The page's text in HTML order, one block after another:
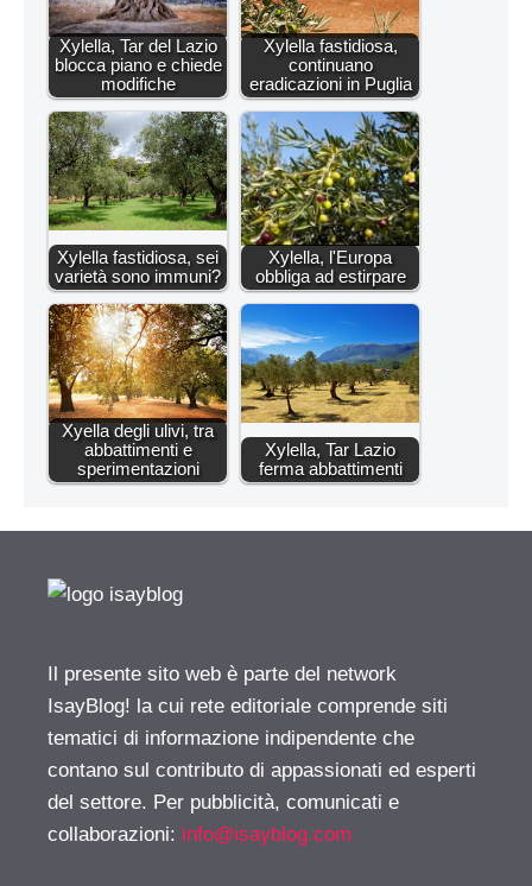
Xylella, Tar del Lazio
blocca piano e chiede
modifiche
Xylella fastidiosa,
continuano
eradicazioni in Puglia
Xylella fastidiosa, sei
varietà sono immuni?
Xylella, l'Europa
obbliga ad estirpare
Xyella degli ulivi, tra
abbattimenti e
sperimentazioni
Xylella, Tar Lazio
ferma abbattimenti
Il presente sito web è parte del network
IsayBlog! la cui rete editoriale comprende siti
tematici di informazione indipendente che
contano sul contributo di appassionati ed esperti
del settore. Per pubblicità, comunicati e
collaborazioni: info@isayblog.com